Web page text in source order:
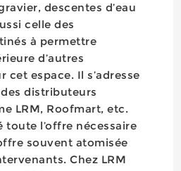
descentes d’eau
celle des
à permettre
d’autres
cet espace. Il s’adresse
distributeurs
LRM, Roofmart, etc.
toute l’offre nécessaire
souvent atomisée
Chez LRM